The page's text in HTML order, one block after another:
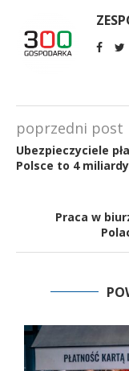
poprzedni post
Ubezpieczyciele
Polsce to 4
Praca w